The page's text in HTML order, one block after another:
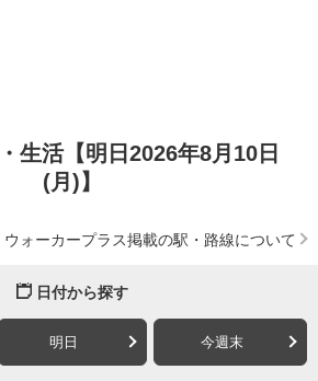
生活【明日2026年8月10日
(月)】
ウォーカープラス掲載の駅・路線について
日付から探す
明日 今週末